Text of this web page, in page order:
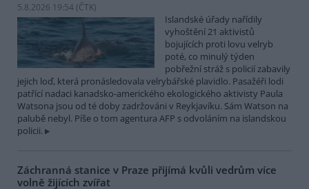
5.8.2026 19:54 (ČTK)
Islandské úřady nařídily
vyhoštění 21 aktivistů
bojujících proti lovu velryb
poté, co minulý týden
pobřežní stráž s policií zabavily
jejich loď, která pronásledovala velrybářské plavidlo. Pasažéři lodi
patřící nadaci kanadsko-amerického ekologického aktivisty Paula
Watsona jsou od té doby zadržováni v Reykjavíku. Sám Watson na
palubě nebyl. Píše o tom agentura AFP s odvoláním na islandskou
policii.
Záchranná stanice v Praze přijímá kvůli vedrům více
volně žijících zvířat